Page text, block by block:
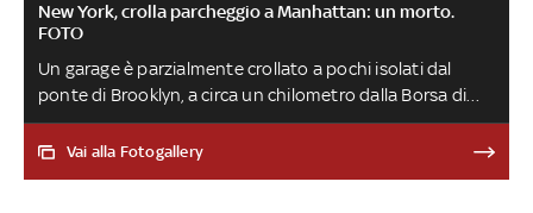
New York, crolla parcheggio a Manhattan: un morto.
FOTO
Un garage è parzialmente crollato a pochi isolati dal
ponte di Brooklyn, a circa un chilometro dalla Borsa di
Wall Street. Evacuate tutte le abitazioni e le attività
commerciali situate nei dintorni del crollo
Vai alla Fotogallery